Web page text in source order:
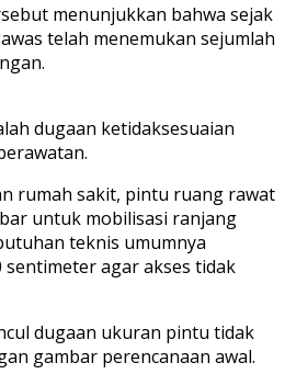
menunjukkan bahwa sejak
telah menemukan sejumlah
dugaan ketidaksesuaian
rumah sakit, pintu ruang rawat
untuk mobilisasi ranjang
teknis umumnya
agar akses tidak
dugaan ukuran pintu tidak
gambar perencanaan awal.